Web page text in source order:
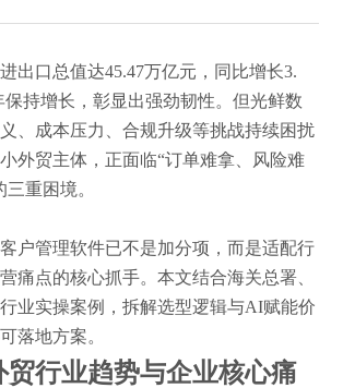
出口总值达45.47万亿元，同比增长3.
保持增长，彰显出强劲韧性。但光鲜数
、成本压力、合规升级等挑战持续困扰
外贸主体，正面临“订单难拿、风险难
重困境。
户管理软件已不是加分项，而是适配行
痛点的核心抓手。本文结合海关总署、
业实操案例，拆解选型逻辑与AI赋能价
落地方案。
贸行业趋势与企业核心痛